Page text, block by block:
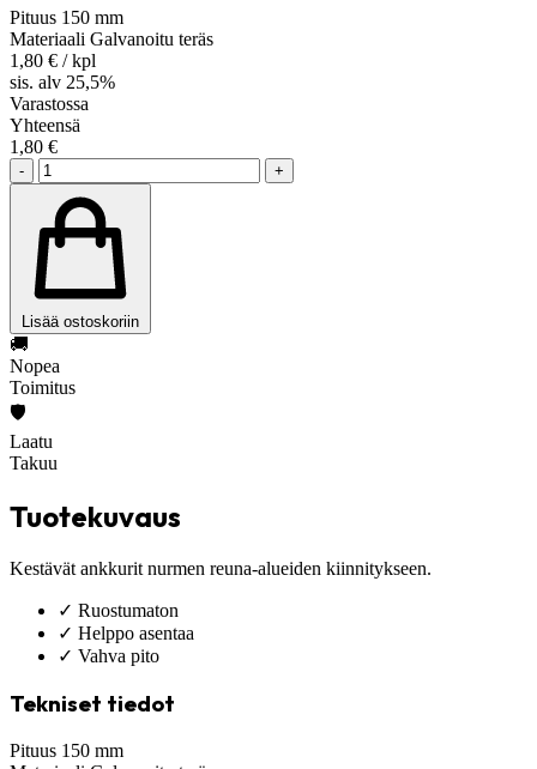
Pituus 150 mm
Materiaali Galvanoitu teräs
1,80 € / kpl
sis. alv 25,5%
Varastossa
Yhteensä
1,80 €
- +
Lisää ostoskoriin
🚚
Nopea
Toimitus
🛡️
Laatu
Takuu
Tuotekuvaus
Kestävät ankkurit nurmen reuna-alueiden kiinnitykseen.
✓ Ruostumaton
✓ Helppo asentaa
✓ Vahva pito
Tekniset tiedot
Pituus 150 mm